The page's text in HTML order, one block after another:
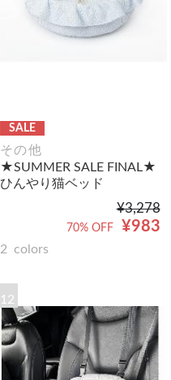
SALE
その他
★SUMMER SALE FINAL★
ひんやり猫ベッド
¥3,278
¥983
70% OFF
2 colors
12